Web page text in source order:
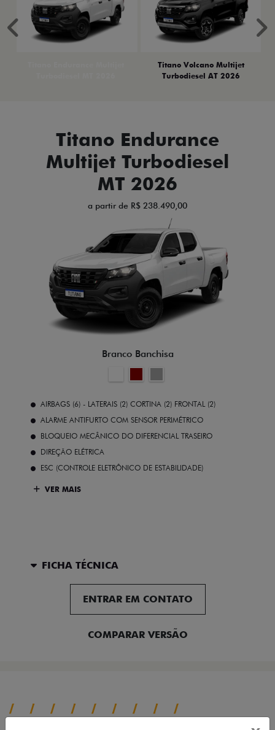
Titano Volcano Multijet
Turbodiesel AT 2026
Anterior
Titano Endurance
Multijet Turbodiesel
MT 2026
a partir de R$ 238.490,00
Branco Banchisa
AIRBAGS (6) - LATERAIS (2) CORTINA (2) FRONTAL (2)
ALARME ANTIFURTO COM SENSOR PERIMÉTRICO
BLOQUEIO MECÂNICO DO DIFERENCIAL TRASEIRO
DIREÇÃO ELÉTRICA
ESC (CONTROLE ELETRÔNICO DE ESTABILIDADE)
VER MAIS
FICHA TÉCNICA
ENTRAR EM CONTATO
COMPARAR VERSÃO